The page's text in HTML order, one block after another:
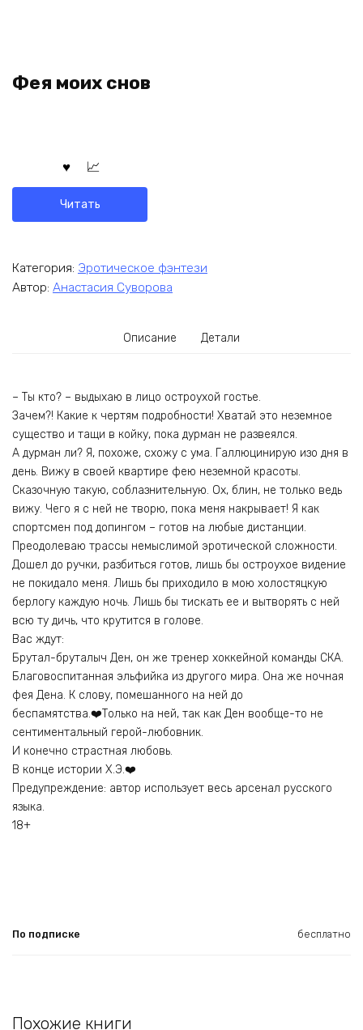
Фея моих снов
Читать
Категория: Эротическое фэнтези
Автор: Анастасия Суворова
Описание Детали
– Ты кто? – выдыхаю в лицо остроухой гостье.
Зачем?! Какие к чертям подробности! Хватай это неземное
существо и тащи в койку, пока дурман не развеялся.
А дурман ли? Я, похоже, схожу с ума. Галлюцинирую изо дня в
день. Вижу в своей квартире фею неземной красоты.
Сказочную такую, соблазнительную. Ох, блин, не только ведь
вижу. Чего я с ней не творю, пока меня накрывает! Я как
спортсмен под допингом – готов на любые дистанции.
Преодолеваю трассы немыслимой эротической сложности.
Дошел до ручки, разбиться готов, лишь бы остроухое видение
не покидало меня. Лишь бы приходило в мою холостяцкую
берлогу каждую ночь. Лишь бы тискать ее и вытворять с ней
всю ту дичь, что крутится в голове.
Вас ждут:
Брутал-бруталыч Ден, он же тренер хоккейной команды СКА.
Благовоспитанная эльфийка из другого мира. Она же ночная
фея Дена. К слову, помешанного на ней до
беспамятства.‍❤️‍Только на ней, так как Ден вообще-то не
сентиментальный герой-любовник.
И конечно страстная любовь.
В конце истории Х.Э.‍❤️‍
Предупреждение: автор использует весь арсенал русского
языка.
18+
По подписке бесплатно
Похожие книги